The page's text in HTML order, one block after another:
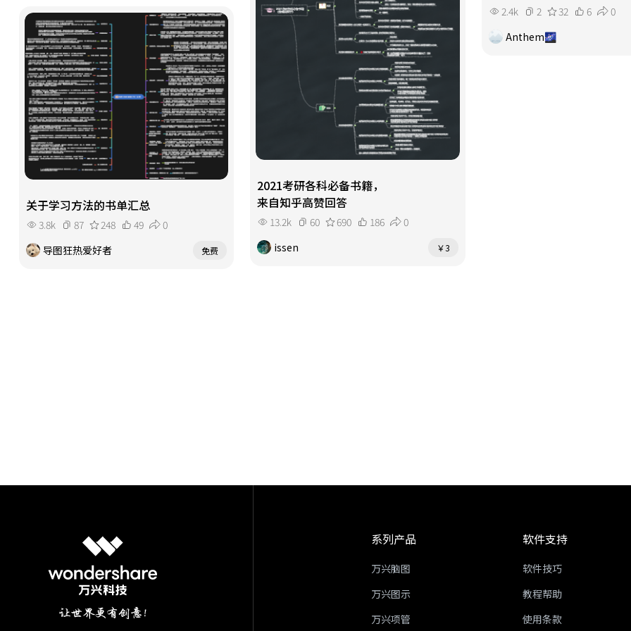
2021考研各科必备书籍，
来自知乎高赞回答
13.2k 60 690 186
0
issen
￥3
2.4k 2 32 6
0
Anthem🌌
关于学习方法的书单汇总
3.8k 87 248 49
0
导图狂热爱好者
免费
系列产品
万兴脑图
万兴图示
万兴项管
软件支持
软件技巧
教程帮助
使用条款